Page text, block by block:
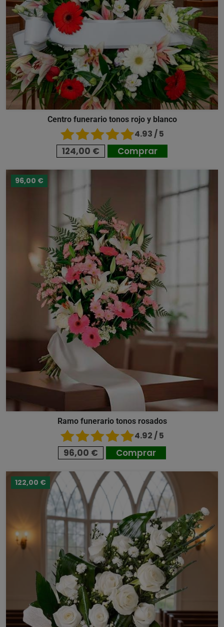
Centro funerario tonos rojo y blanco
4.93 / 5
124,00 € Comprar
96,00 €
Ramo funerario tonos rosados
4.92 / 5
96,00 € Comprar
122,00 €